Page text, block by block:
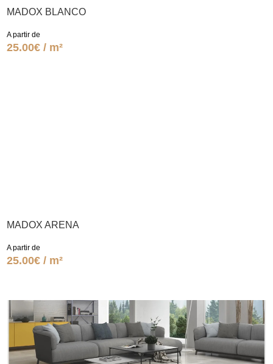
MADOX BLANCO
A partir de
25.00€ / m²
MADOX ARENA
A partir de
25.00€ / m²